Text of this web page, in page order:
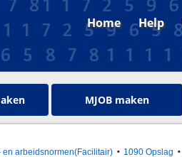
Home Help
MJOB maken
en arbeidsnormen(Facilitair) 1090 Opslag